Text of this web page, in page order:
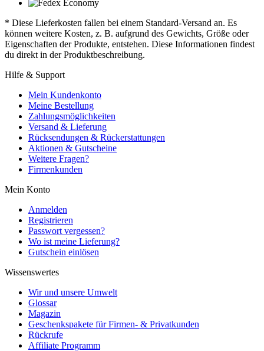
* Diese Lieferkosten fallen bei einem Standard-Versand an. Es
können weitere Kosten, z. B. aufgrund des Gewichts, Größe oder
Eigenschaften der Produkte, entstehen. Diese Informationen findest
du direkt in der Produktbeschreibung.
Hilfe & Support
Mein Kundenkonto
Meine Bestellung
Zahlungsmöglichkeiten
Versand & Lieferung
Rücksendungen & Rückerstattungen
Aktionen & Gutscheine
Weitere Fragen?
Firmenkunden
Mein Konto
Anmelden
Registrieren
Passwort vergessen?
Wo ist meine Lieferung?
Gutschein einlösen
Wissenswertes
Wir und unsere Umwelt
Glossar
Magazin
Geschenkspakete für Firmen- & Privatkunden
Rückrufe
Affiliate Programm